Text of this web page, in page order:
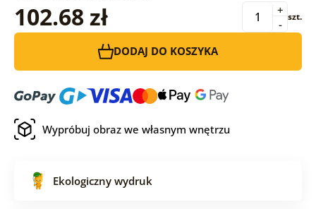
102.68 zł -
+ szt.
DODAJ DO KOSZYKA
Wypróbuj obraz we własnym wnętrzu
Ekologiczny wydruk